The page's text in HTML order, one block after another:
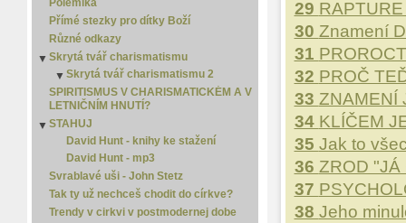
Nehemiáš
Ozeáš
Pavlovy listy
Pláč
Píseň písní
Přísloví
Rút
Skutky apoštolské
Sofoniáš
Soudců
Titovi
Zachariáš
Ámos
Polemika
Přímé stezky pro dítky Boží
Různé odkazy
▼ Skrytá tvář charismatismu
▼ Skrytá tvář charismatismu 2
▼Skrytá tvář charismatismu 3
Skrytá tvář charismatismu 4
SPIRITISMUS V CHARISMATICKÉM A V
LETNIČNÍM HNUTÍ?
▼ STAHUJ
David Hunt - knihy ke stažení
David Hunt - mp3
Svrablavé uši - John Stetz
Tak ty už nechceš chodit do církve?
Trendy v cirkvi v postmodernej dobe
29
30 Znamení
31
32 PROČ
33 ZNAMENÍ
34 KLÍČEM
35 Jak to
36 ZROD
37
38 Jeho